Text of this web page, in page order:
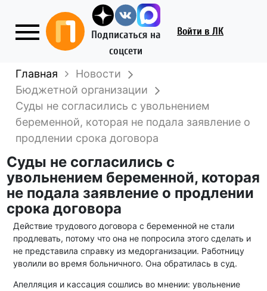
Подписаться на
соцсети
Войти в ЛК
Главная
Новости
Бюджетной организации
Суды не согласились с увольнением
беременной, которая не подала заявление о
продлении срока договора
Суды не согласились с
увольнением беременной, которая
не подала заявление о продлении
срока договора
Действие трудового договора с беременной не стали
продлевать, потому что она не попросила этого сделать и
не представила справку из медорганизации. Работницу
уволили во время больничного. Она обратилась в суд.
Апелляция и кассация сошлись во мнении: увольнение